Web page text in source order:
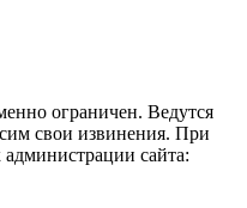
ограничен. Ведутся
свои извинения. При
администрации сайта: